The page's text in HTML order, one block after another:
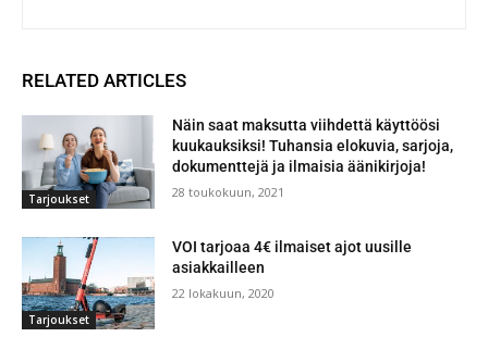
RELATED ARTICLES
Tarjoukset
Näin saat maksutta viihdettä käyttöösi
kuukauksiksi! Tuhansia elokuvia, sarjoja,
dokumenttejä ja ilmaisia äänikirjoja!
28 toukokuun, 2021
Tarjoukset
VOI tarjoaa 4€ ilmaiset ajot uusille
asiakkailleen
22 lokakuun, 2020